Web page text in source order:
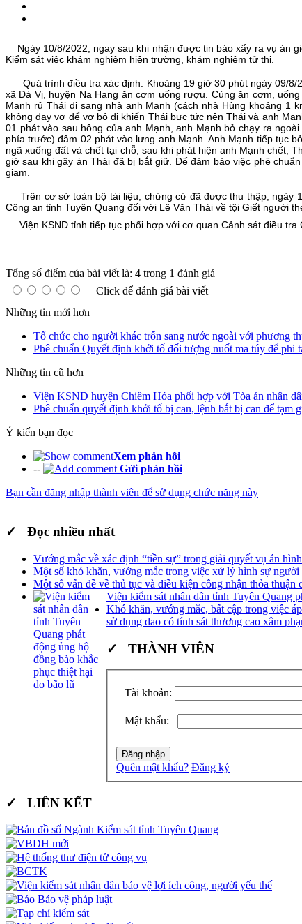
Ngày 10/8/2022, ngay sau khi nhận được tin báo xẩy ra vụ án
Kiểm sát việc khám nghiệm hiện trường, khám nghiệm tử thi.
Quá trình điều tra xác định: Khoảng 19 giờ 30 phút ngày 09/8/
xã Đà Vị, huyện Na Hang ăn cơm uống rượu. Cùng ăn cơm,
Mạnh rủ Thái đi sang nhà anh Mạnh (cách nhà Hùng khoảng 1
không dạy vợ để vợ bỏ đi khiến Thái bực tức nên Thái và anh
01 phát vào sau hông của anh Mạnh, anh Mạnh bỏ chạy ra
phía trước) đâm 02 phát vào lưng anh Mạnh. Anh Mạnh tiếp tục
ngã xuống đất và chết tại chỗ, sau khi phát hiện anh Mạnh chết,
giờ sau khi gây án Thái đã bị bắt giữ. Để đảm bảo việc phê
giam.
Trên cơ sở toàn bộ tài liệu, chứng cứ đã được thu thập, ngày
Công an tỉnh Tuyên Quang đối với Lê Văn Thái về tội Giết người
Viện KSND tỉnh tiếp tục phối hợp với cơ quan Cảnh sát điều tra
Tổng số điểm của bài viết là: 4 trong 1 đánh giá
Click để đánh giá bài viết
Những tin mới hơn
Tổ chức cho người khác trốn sang nước ngoài với phương
Phê chuẩn Quyết định khởi tố đối tượng nuốt ma túy để phi
Những tin cũ hơn
Viện KSND huyện Chiêm Hóa phối hợp với Tòa án nhân
Phê chuẩn quyết định khởi tố bị can, lệnh bắt bị can để tạm
Ý kiến bạn đọc
Xem phản hồi
--
Gửi phản hồi
Bạn cần đăng nhập thành viên để sử dụng chức năng này
✓ Đọc nhiều nhất
Vướng mắc về xác định “tiền sự” trong giải quyết vụ án
Một số khó khăn, vướng mắc trong việc xử lý hình sự
Một số vấn đề về thủ tục và điều kiện công nhận thỏa
Viện kiểm sát nhân dân tỉnh Tuyên Quang
Khó khăn, vướng mắc, bất cập trong việc
sử dụng dao có tính sát thương cao xâm
✓ THÀNH VIÊN
Tài khoản:
Mật khẩu:
Quên mật khẩu? Đăng ký
✓ LIÊN KẾT